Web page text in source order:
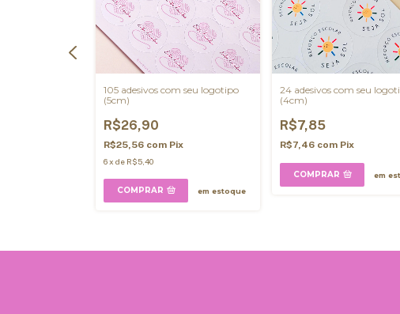
105 adesivos com seu logotipo
(5cm)
R$26,90
R$25,56 com Pix
6x de R$5,40
COMPRAR em estoque
24 adesivos com seu
(4cm)
R$7,85
R$7,46 com Pix
COMPRAR em